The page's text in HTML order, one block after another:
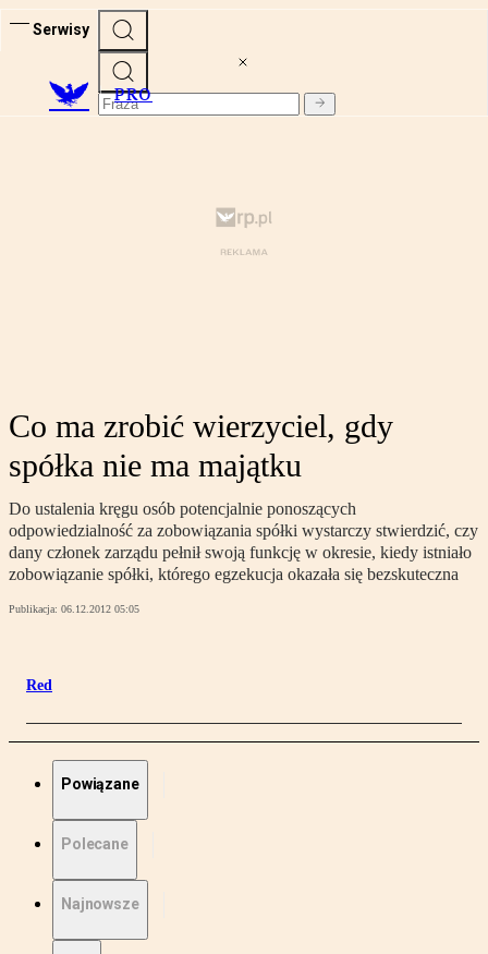
Serwisy
PRO
Co ma zrobić wierzyciel, gdy
spółka nie ma majątku
Do ustalenia kręgu osób potencjalnie ponoszących
odpowiedzialność za zobowiązania spółki wystarczy stwierdzić, czy
dany członek zarządu pełnił swoją funkcję w okresie, kiedy istniało
zobowiązanie spółki, którego egzekucja okazała się bezskuteczna
Publikacja: 06.12.2012 05:05
Red
Powiązane
Polecane
Najnowsze